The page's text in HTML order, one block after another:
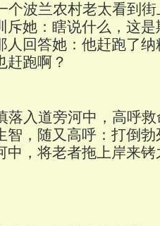
个波兰农村老太看到
斥她：瞎说什么，这
人回答她：他赶跑了
赶跑啊？
落入道旁河中，高呼
智，随又高呼：打倒
中，将老者拖上岸来铐